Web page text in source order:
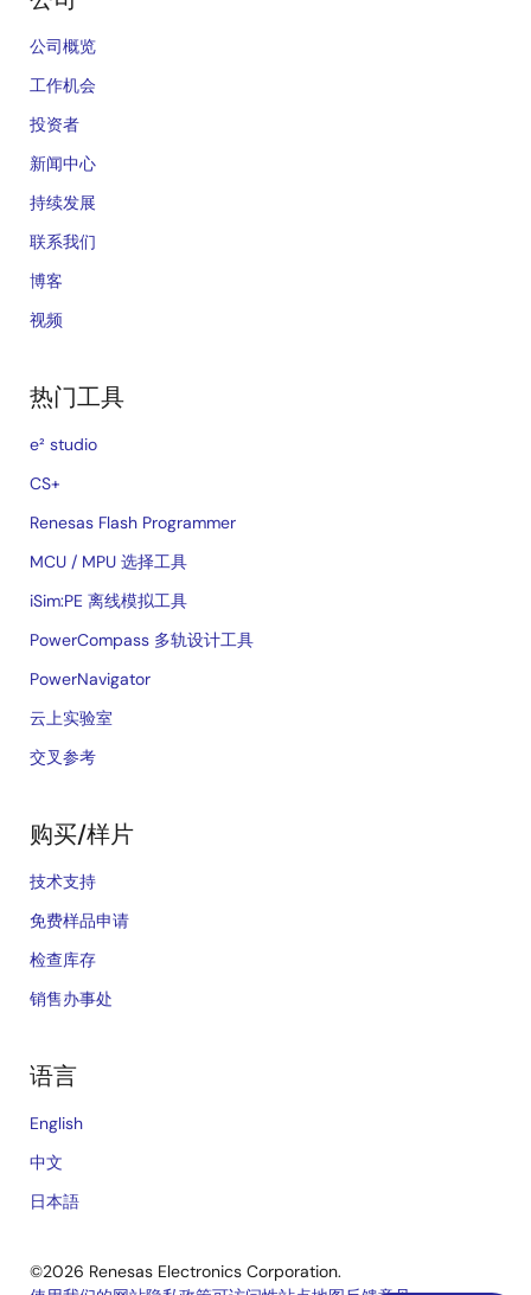
公司概览
工作机会
投资者
新闻中心
持续发展
联系我们
博客
视频
热门工具
e² studio
CS+
Renesas Flash Programmer
MCU / MPU 选择工具
iSim:PE 离线模拟工具
PowerCompass 多轨设计工具
PowerNavigator
云上实验室
交叉参考
购买/样片
技术支持
免费样品申请
检查库存
销售办事处
语言
English
中文
日本語
©2026 Renesas Electronics Corporation.